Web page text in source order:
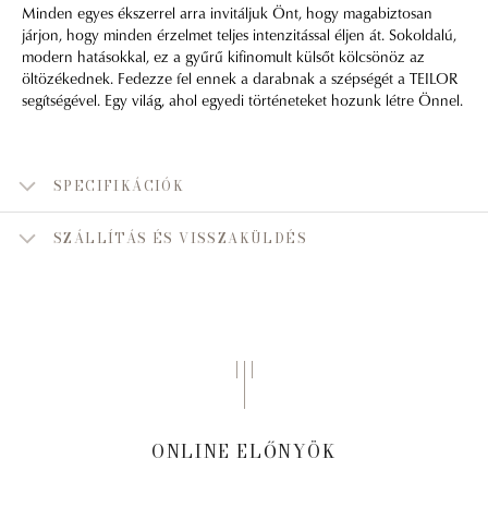
Minden egyes ékszerrel arra invitáljuk Önt, hogy magabiztosan
járjon, hogy minden érzelmet teljes intenzitással éljen át. Sokoldalú,
modern hatásokkal, ez a gyűrű kifinomult külsőt kölcsönöz az
öltözékednek. Fedezze fel ennek a darabnak a szépségét a TEILOR
segítségével. Egy világ, ahol egyedi történeteket hozunk létre Önnel.
SPECIFIKÁCIÓK
SZÁLLÍTÁS ÉS VISSZAKÜLDÉS
ONLINE ELŐNYÖK